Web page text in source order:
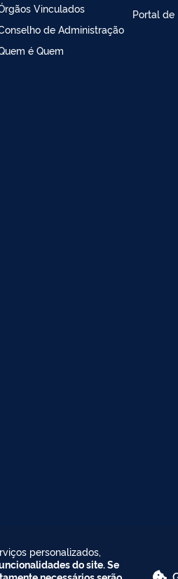
Vinculados
de Administração
é Quem
Portal de
personalizados,
do site. Se